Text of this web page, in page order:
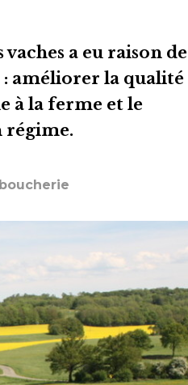
a eu raison de
: améliorer la qualité
à la ferme et le
régime.